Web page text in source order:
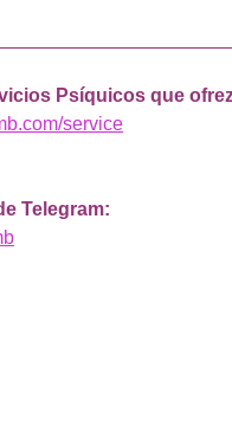
Psíquicos que
service
Telegram: